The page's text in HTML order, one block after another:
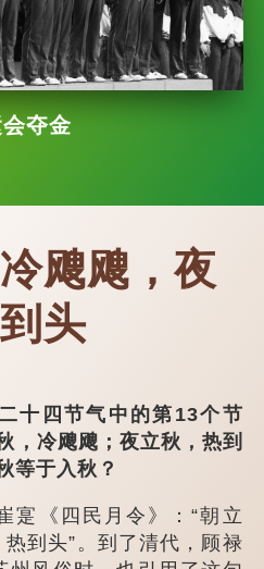
夺金
飕飕，夜
头
四节气中的第13个节
，冷飕飕；夜立秋，热到
等于入秋？
《四民月令》：“朝立
到头”。到了清代，顾禄